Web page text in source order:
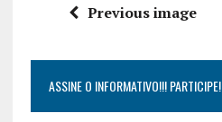
Previous image
ASSINE O INFORMATIVO!!! PARTICIPE!